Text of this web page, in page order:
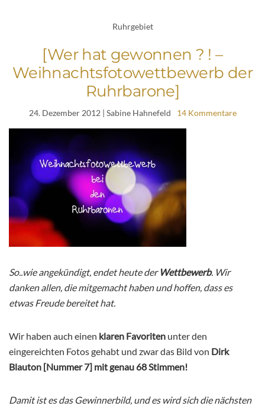
Ruhrgebiet
[Wer hat gewonnen ? ! –
Weihnachtsfotowettbewerb der
Ruhrbarone]
24. Dezember 2012| Sabine Hahnefeld 14 Kommentare
So..wie angekündigt, endet heute der Wettbewerb. Wir
danken allen, die mitgemacht haben und hoffen, dass es
etwas Freude bereitet hat.
Wir haben auch einen klaren Favoriten unter den
eingereichten Fotos gehabt und zwar das Bild von Dirk
Blauton [Nummer 7] mit genau 68 Stimmen!
Damit ist es das Gewinnerbild, und es wird sich die nächsten